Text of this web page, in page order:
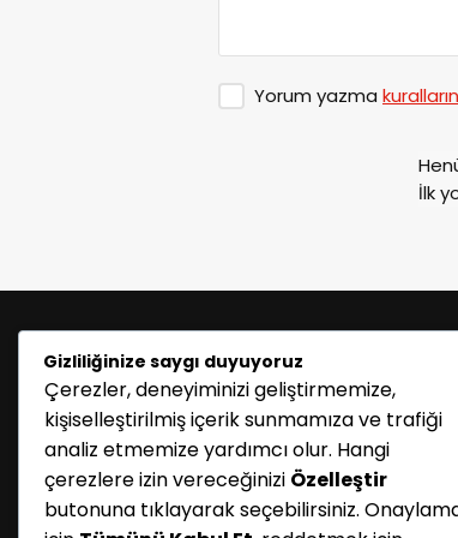
Yorum yazma
İlk
KATEGORİLER
Menü seçimi yapın. WP-ADMIN →
sayfasından menü eşleştirmesi yapınız.
Gizliliğinize saygı duyuyoruz
Çerezler, deneyiminizi geliştirmemize,
kişiselleştirilmiş içerik sunmamıza ve trafiği
analiz etmemize yardımcı olur. Hangi
çerezlere izin vereceğinizi Özelleştir
butonuna tıklayarak seçebilirsiniz.